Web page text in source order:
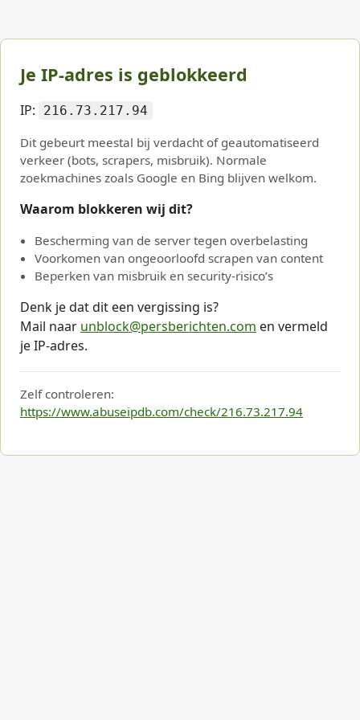
Je IP-adres is geblokkeerd
IP: 216.73.217.94
Dit gebeurt meestal bij verdacht of geautomatiseerd
verkeer (bots, scrapers, misbruik). Normale
zoekmachines zoals Google en Bing blijven welkom.
Waarom blokkeren wij dit?
Bescherming van de server tegen overbelasting
Voorkomen van ongeoorloofd scrapen van content
Beperken van misbruik en security-risico’s
Denk je dat dit een vergissing is?
Mail naar unblock@persberichten.com en vermeld
je IP-adres.
Zelf controleren:
https://www.abuseipdb.com/check/216.73.217.94